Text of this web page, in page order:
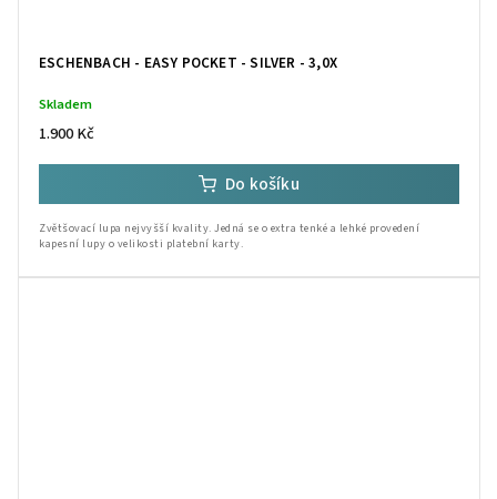
ESCHENBACH - EASY POCKET - SILVER - 3,0X
Skladem
1.900 Kč
Do košíku
Zvětšovací lupa nejvyšší kvality. Jedná se o extra tenké a lehké provedení